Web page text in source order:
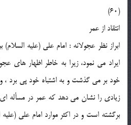
(60)
انتقاد از عمر
ابراز نظر عجولانه : امام علي (علیه
ايراد مي نمود، زيرا به خاطر اظهار هاي
خود بر مي گذشت و به اشتباه خود پي برد ،
زيادي را نشان مي دهد كه عمر در مسأله
برگشته است و در اكثر موارد امام علي